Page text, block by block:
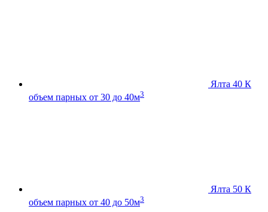
Ялта 40 К
объем парных от 30 до 40м3
Ялта 50 К
объем парных от 40 до 50м3